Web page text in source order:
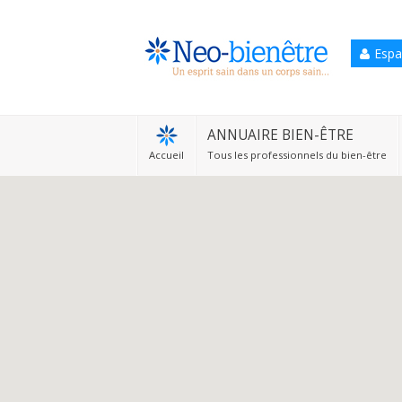
Accueil
ANNUAIRE BIEN-ÊTRE
Tous les professionnels du bien-être